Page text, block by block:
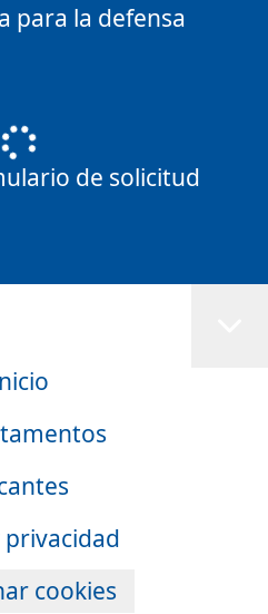
para la defensa
de solicitud
privacidad
cookies